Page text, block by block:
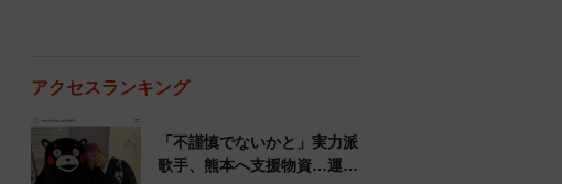
アクセスランキング
「不謹慎でないかと」実力派
歌手、熊本へ支援物資…運搬